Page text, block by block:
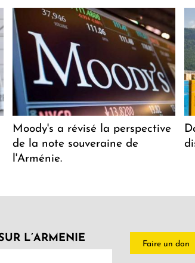
Moody's a révisé la perspective
de la note souveraine de
l'Arménie.
L’ARMENIE
Faire un don